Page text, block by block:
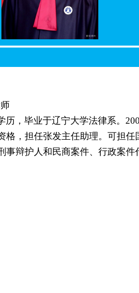
历，毕业于辽宁大学法律系。
格，担任张发主任助理。可担任
事辩护人和民商案件、行政案件